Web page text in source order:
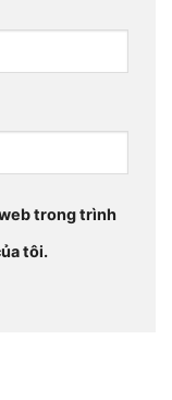
trong trình
tôi.